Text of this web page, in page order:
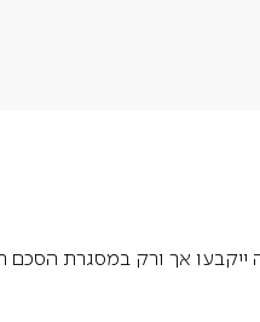
אך ורק במסגרת הסכם